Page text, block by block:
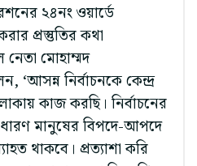
২৪নং ওয়ার্ডে
প্রস্তুতির কথা
নেতা মোহাম্মদ
‘আসন্ন নির্বাচনকে কেন্দ্র
কাজ করছি। নির্বাচনের
মানুষের বিপদে-আপদে
থাকবে। প্রত্যাশা করি